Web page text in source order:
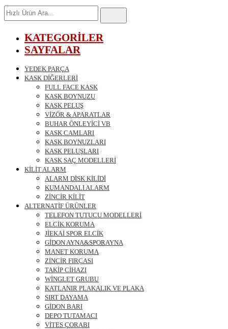
Hızlı
Ürün
KATEGORİLER
SAYFALAR
YEDEK PARÇA
KASK DİĞERLERİ
FULL FACE KASK
KASK BOYNUZU
KASK PELUŞ
VİZÖR & APARATLAR
BUHAR ÖNLEYİCİ VB
KASK CAMLARI
KASK BOYNUZLARI
KASK PELUŞLARI
KASK SAÇ MODELLERİ
KİLİT ALARM
ALARM DİSK KİLİDİ
KUMANDALI ALARM
ZİNCİR KİLİT
ALTERNATİF ÜRÜNLER
TELEFON TUTUCU MODELLERİ
ELCİK KORUMA
JİEKAİ SPOR ELCİK
GİDON AYNA&SPORAYNA
MANET KORUMA
ZİNCİR FIRÇASI
TAKİP CİHAZI
WİNGLET GRUBU
KATLANIR PLAKALIK VE PLAKA
SIRT DAYAMA
GİDON BARI
DEPO TUTAMACI
VİTES ÇORABI